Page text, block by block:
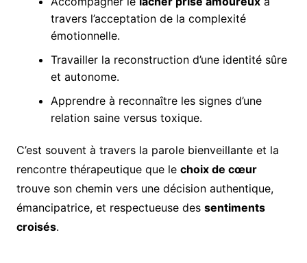
travers l’acceptation de la complexité
émotionnelle.
Travailler la reconstruction d’une identité sûre
et autonome.
Apprendre à reconnaître les signes d’une
relation saine versus toxique.
C’est souvent à travers la parole bienveillante et la
rencontre thérapeutique que le choix de cœur
trouve son chemin vers une décision authentique,
émancipatrice, et respectueuse des sentiments
croisés.